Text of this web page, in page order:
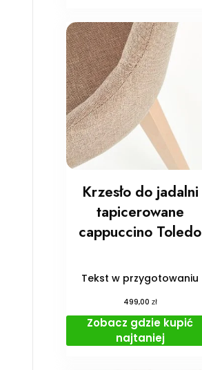
Krzesło do jadalni
tapicerowane
cappuccino Toledo
Tekst w przygotowaniu
499,00 zł
Zobacz gdzie kupić
najtaniej